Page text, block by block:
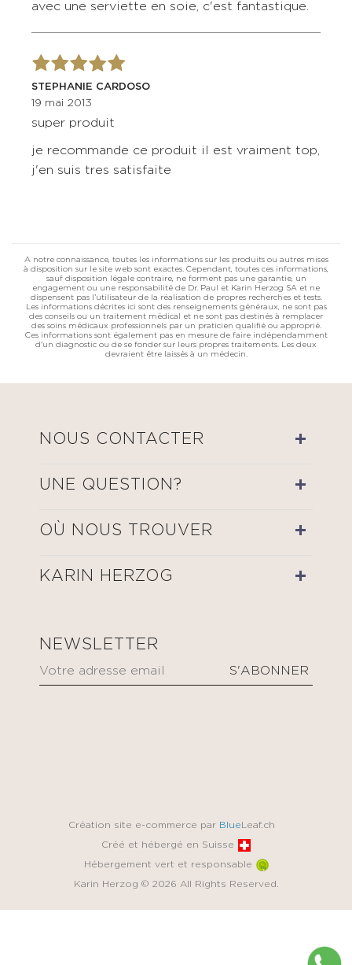
avec une serviette en soie, c'est fantastique.
STEPHANIE CARDOSO
19 mai 2013
super produit
je recommande ce produit il est vraiment top,
j'en suis tres satisfaite
A notre connaissance, toutes les informations sur les produits ou autres mises
à disposition sur le site web sont exactes. Cependant, toutes ces informations,
sauf disposition légale contraire, ne forment pas une garantie, un
engagement ou une responsabilité de Dr. Paul et Karin Herzog SA et ne
dispensent pas l’utilisateur de la réalisation de propres recherches et tests.
Les informations décrites ici sont des renseignements généraux, ne sont pas
des conseils ou un traitement médical et ne sont pas destinés à remplacer
des soins médicaux professionnels par un praticien qualifié ou approprié.
Ces informations sont également pas en mesure de faire indépendamment
d'un diagnostic ou de se fonder sur leurs propres traitements. Les deux
devraient être laissés à un médecin.
NOUS CONTACTER
UNE QUESTION?
OÙ NOUS TROUVER
KARIN HERZOG
NEWSLETTER
Création site e-commerce par Blue Leaf.ch
Créé et hébergé en Suisse
Hébergement vert et responsable
Karin Herzog © 2026 All Rights Reserved.